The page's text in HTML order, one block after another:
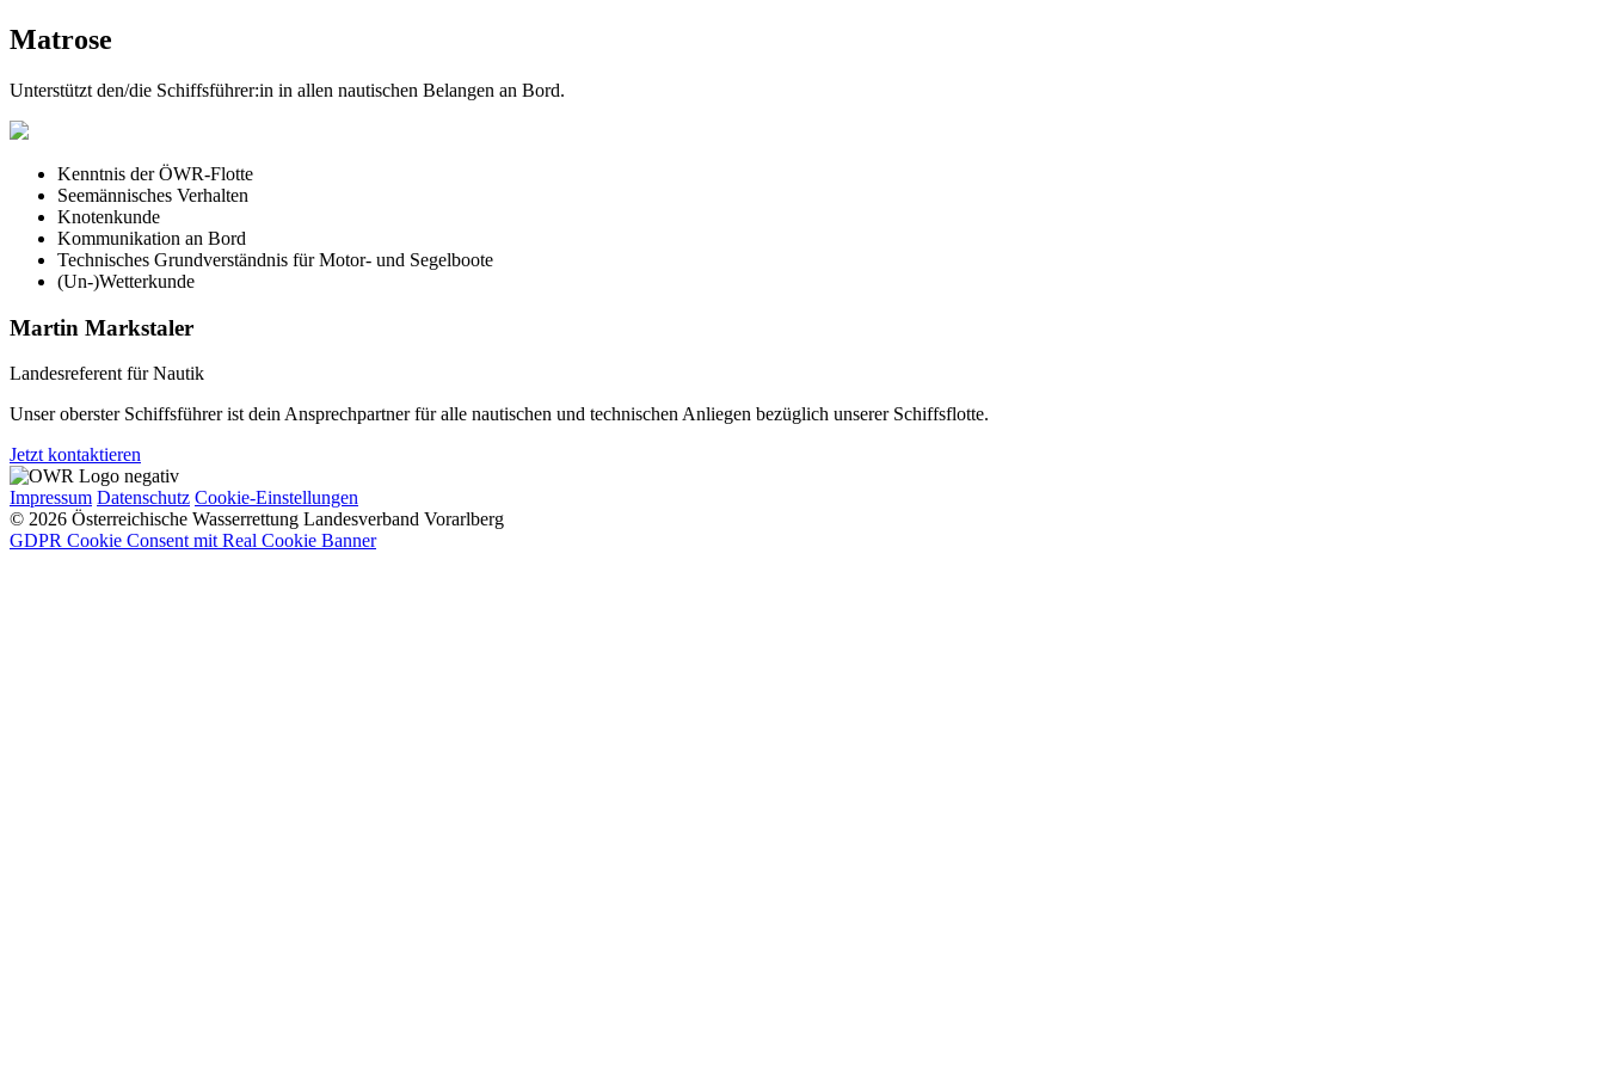
Matrose
Unterstützt den/die Schiffsführer:in in allen nautischen Belangen an Bord.
Kenntnis der ÖWR-Flotte
Seemännisches Verhalten
Knotenkunde
Kommunikation an Bord
Technisches Grundverständnis für Motor- und Segelboote
(Un-)Wetterkunde
Martin Markstaler
Landesreferent für Nautik
Unser oberster Schiffsführer ist dein Ansprechpartner für alle nautischen und technischen Anliegen bezüglich unserer Schiffsflotte.
Jetzt kontaktieren
Impressum Datenschutz Cookie-Einstellungen
© 2026 Österreichische Wasserrettung Landesverband Vorarlberg
GDPR Cookie Consent mit Real Cookie Banner